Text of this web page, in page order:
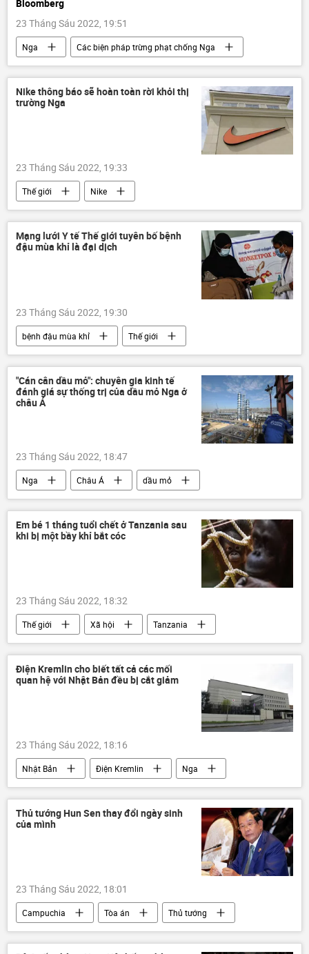
Bloomberg
23 Tháng Sáu 2022, 19:51
Nga
Các biện pháp trừng phạt chống Nga
Thế giới
phương Tây
Báo chí thế giới
Nike thông báo sẽ hoàn toàn rời khỏi thị
trường Nga
23 Tháng Sáu 2022, 19:33
Thế giới
Nike
Các biện pháp trừng phạt chống Nga
Mạng lưới Y tế Thế giới tuyên bố bệnh
đậu mùa khỉ là đại dịch
23 Tháng Sáu 2022, 19:30
bệnh đậu mùa khỉ Thế giới
"Cán cân dầu mỏ": chuyên gia kinh tế
đánh giá sự thống trị của dầu mỏ Nga ở
châu Á
23 Tháng Sáu 2022, 18:47
Nga Châu Á
dầu mỏ
Kinh tế
nhập khẩu
xuất khẩu
dầu khí
chuyên gia
Quan điểm-Ý kiến
Em bé 1 tháng tuổi chết ở Tanzania sau
khi bị một bầy khỉ bắt cóc
23 Tháng Sáu 2022, 18:32
Thế giới Xã hội
Tanzania
con khỉ
Thời sự Báo chí thế giới
Điện Kremlin cho biết tất cả các mối
quan hệ với Nhật Bản đều bị cắt giảm
23 Tháng Sáu 2022, 18:16
Nhật Bản Điện Kremlin
Nga
Chính trị
Thế giới
Thủ tướng Hun Sen thay đổi ngày sinh
của mình
23 Tháng Sáu 2022, 18:01
Campuchia Tòa án
Thủ tướng
Hun Sen
Xã hội